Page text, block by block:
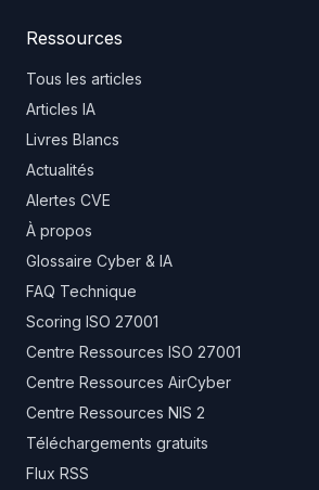
Ressources
Tous les articles
Articles IA
Livres Blancs
Actualités
Alertes CVE
À propos
Glossaire Cyber & IA
FAQ Technique
Scoring ISO 27001
Centre Ressources ISO 27001
Centre Ressources AirCyber
Centre Ressources NIS 2
Téléchargements gratuits
Flux RSS